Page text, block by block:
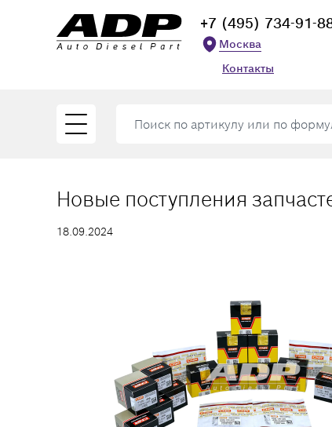
+7 (495) 734-91-
Москва
Контакты
Новые поступления
18.09.2024